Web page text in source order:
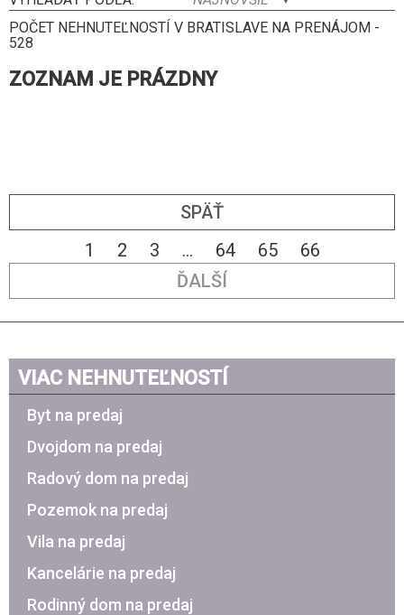
POČET NEHNUTEĽNOSTÍ V BRATISLAVE NA PRENÁJOM -
528
ZOZNAM JE PRÁZDNY
SPÄŤ
1
2 3 ... 64 65
66
ĎALŠÍ
VIAC NEHNUTEĽNOSTÍ
Byt na predaj
Dvojdom na predaj
Radový dom na predaj
Pozemok na predaj
Vila na predaj
Kancelárie na predaj
Rodinný dom na predaj